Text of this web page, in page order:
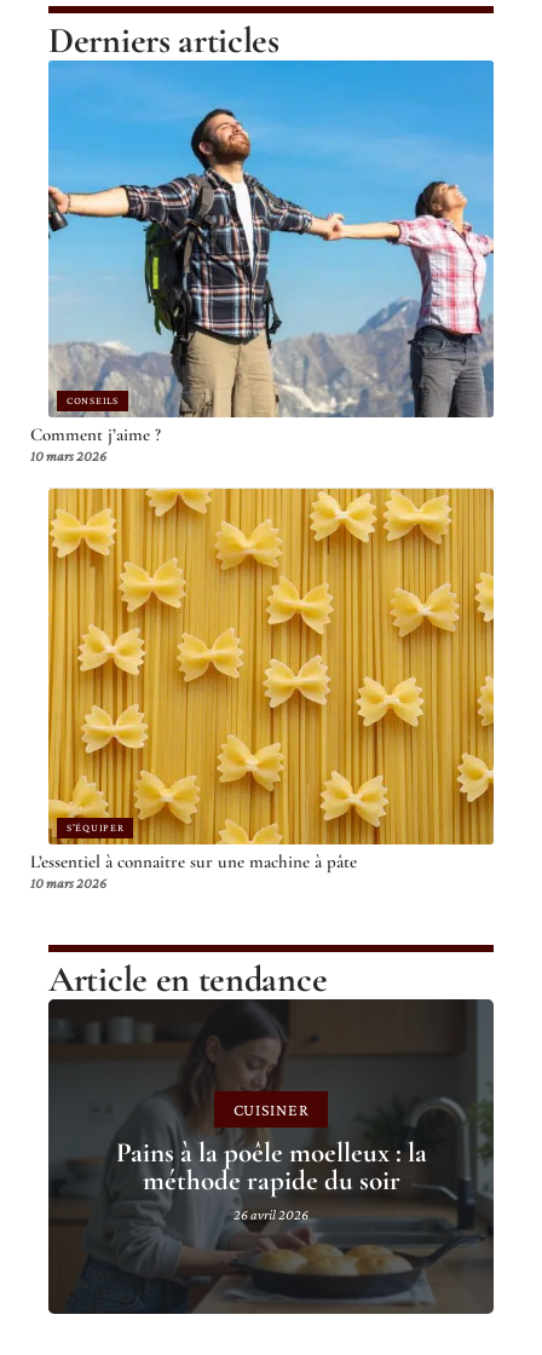
Derniers articles
CONSEILS
Comment j’aime ?
10 mars 2026
S'ÉQUIPER
L’essentiel à connaitre sur une machine à pâte
10 mars 2026
Article en tendance
CUISINER
Pains à la poêle moelleux : la
méthode rapide du soir
26 avril 2026